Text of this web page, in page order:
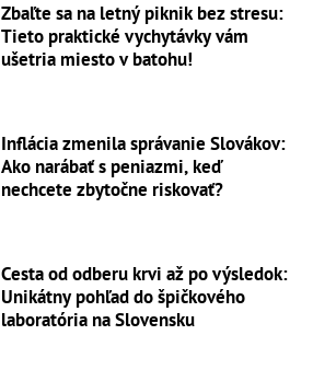
Zbaľte sa na letný piknik bez stresu:
Tieto praktické vychytávky vám
ušetria miesto v batohu!
Inflácia zmenila správanie Slovákov:
Ako narábať s peniazmi, keď
nechcete zbytočne riskovať?
Cesta od odberu krvi až po výsledok:
Unikátny pohľad do špičkového
laboratória na Slovensku